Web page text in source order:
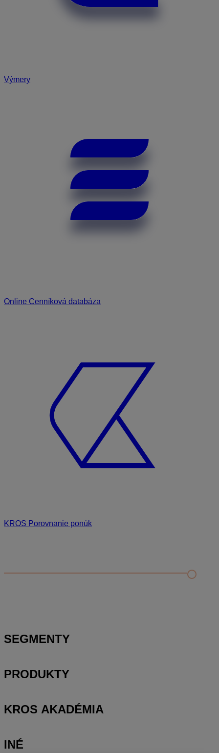
Výmery
Online Cenníková databáza
KROS Porovnanie ponúk
Nastavenie šanónov
SEGMENTY
PRODUKTY
KROS AKADÉMIA
INÉ